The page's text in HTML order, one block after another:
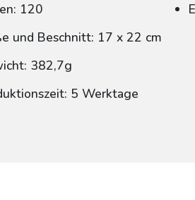
120
und Beschnitt: 17 x 22 cm
382,7g
5 Werktage